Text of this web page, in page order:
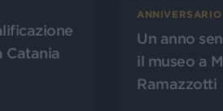
Catania
ANNIVERSARIO
Un anno
il museo a
Ramazzotti